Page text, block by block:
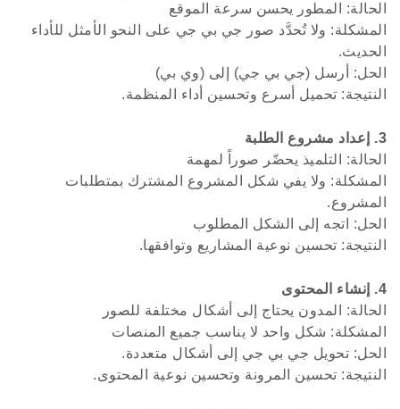
الحالة: المطور يحسن سرعة الموقع
المشكلة: ولا تُحدَّد صور جي بي جي على النحو الأمثل للأداء
الحديث.
الحل: أرسل (جي بي جي) إلى (وي بي)
النتيجة: تحميل أسرع وتحسين أداء المنظمة.
3. إعداد مشروع الطلبة
الحالة: التلميذ يحضّر صوراً لمهمة
المشكلة: ولا يفي شكل المشروع المشترك بمتطلبات
المشروع.
الحل: اتجه إلى الشكل المطلوب
النتيجة: تحسين نوعية المشاريع وتوافقها.
4. إنشاء المحتوى
الحالة: المدون يحتاج إلى أشكال مختلفة للصور
المشكلة: شكل واحد لا يناسب جميع المنصات
الحل: تحويل جي بي جي إلى أشكال متعددة.
النتيجة: تحسين المرونة وتحسين نوعية المحتوى.